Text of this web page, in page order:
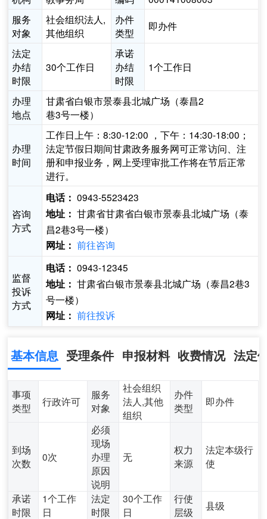
服务
对象
社会组织法人,
其他组织
办件
类型
即办件
法定
办结
时限
30个工作日
承诺
办结
时限
1个工作日
办理
地点
甘肃省白银市景泰县北城广场（泰昌2
巷3号一楼）
办理
时间
工作日上午：8:30-12:00 ，下午：14:30-18:00；
法定节假日期间甘肃政务服务网可正常访问、注
册和申报业务，网上受理审批工作将在节后正常
进行。
咨询
方式
电话： 0943-5523423
地址： 甘肃省甘肃省白银市景泰县北城广场（泰
昌2巷3号一楼）
网址： 前往咨询
监督
投诉
方式
电话： 0943-12345
地址： 甘肃省白银市景泰县北城广场（泰昌2巷3
号一楼）
网址： 前往投诉
基本信息 受理条件 申报材料 收费情况 法定
事项
类型
行政许可
服务
对象
社会组织
法人,其他
组织
办件
类型
即办件
到场
次数
0次
必须
现场
办理
原因
说明
无
权力
来源
法定本级行
使
承诺
时限
1个工作
日
法定
时限
30个工作
日
行使
层级
县级